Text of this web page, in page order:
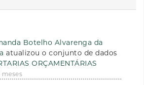
Botelho Alvarenga da
atualizou o conjunto de dados
ORÇAMENTÁRIAS
meses